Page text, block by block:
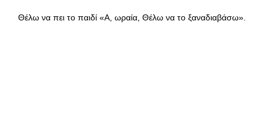
Θέλω να πει το παιδί «Α, ωραία, Θέλω να το ξαναδιαβάσω».